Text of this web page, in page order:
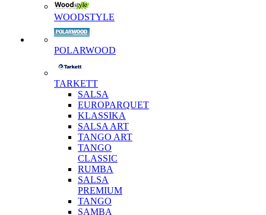
WOODSTYLE
POLARWOOD
TARKETT
SALSA
EUROPARQUET
KLASSIKA
SALSA ART
TANGO ART
TANGO
CLASSIC
RUMBA
SALSA
PREMIUM
TANGO
SAMBA